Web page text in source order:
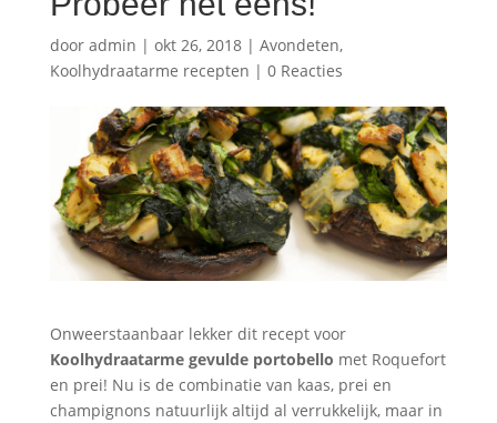
door admin | okt 26, 2018| Avondeten,
Koolhydraatarme recepten | 0 Reacties
Onweerstaanbaar lekker dit recept voor
Koolhydraatarme gevulde portobello met Roquefort
en prei! Nu is de combinatie van kaas, prei en
champignons natuurlijk altijd al verrukkelijk, maar in